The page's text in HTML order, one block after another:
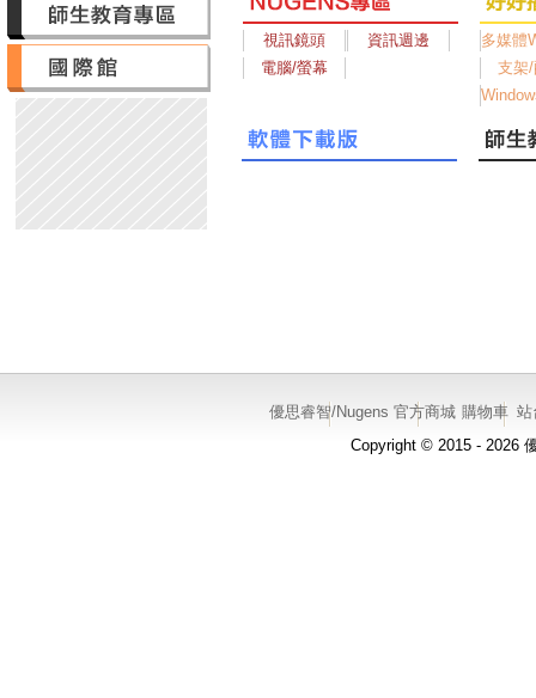
優思睿智/Nugens 官方商城 購物車 站
Copyright © 2015 - 2026